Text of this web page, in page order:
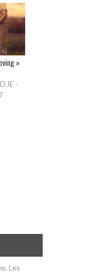
»
-
Les